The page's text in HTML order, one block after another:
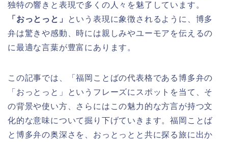
独特の響きと表現で多くの人々を魅了しています。
「おっとっと」
という表現に象徴されるように、博多
弁は驚きや感動、時には親しみやユーモアを伝えるの
に最適な言葉が豊富にあります。
この記事では、「福岡ことばの代表格である博多弁の
「おっとっと」というフレーズにスポットを当て、そ
の背景や使い方、さらにはこの魅力的な方言が持つ文
化的な意味について掘り下げていきます。福岡ことば
と博多弁の奥深さを、おっとっとと共に探る旅に出か